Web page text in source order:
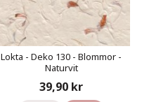
Lokta - Deko 130 - Blommor -
Naturvit
39,90 kr